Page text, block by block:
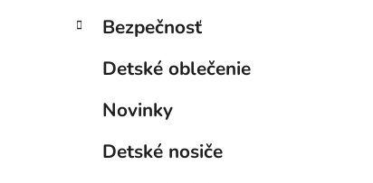
Bezpečnosť
Detské oblečenie
Novinky
Detské nosiče